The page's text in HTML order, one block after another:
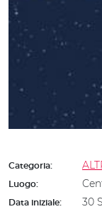
Categoria:
Luogo:
Data iniziale: 30